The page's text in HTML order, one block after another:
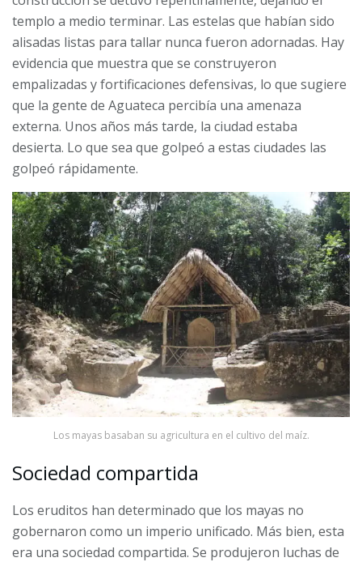
templo a medio terminar. Las estelas que habían sido
alisadas listas para tallar nunca fueron adornadas. Hay
evidencia que muestra que se construyeron
empalizadas y fortificaciones defensivas, lo que sugiere
que la gente de Aguateca percibía una amenaza
externa. Unos años más tarde, la ciudad estaba
desierta. Lo que sea que golpeó a estas ciudades las
golpeó rápidamente.
Los mayas basaban su agricultura en el cultivo del maíz.
Sociedad compartida
Los eruditos han determinado que los mayas no
gobernaron como un imperio unificado. Más bien, esta
era una sociedad compartida. Se produjeron luchas de